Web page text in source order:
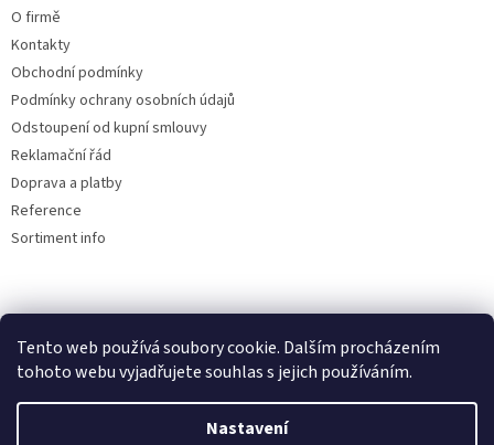
Tento web používá soubory cookie. Dalším procházením
tohoto webu vyjadřujete souhlas s jejich používáním.
Nastavení
O firmě
Kontakty
Obchodní podmínky
Podmínky ochrany osobních údajů
Odstoupení od kupní smlouvy
Reklamační řád
Doprava a platby
Reference
Sortiment info
Reklamační řád
Vytvořil Shoptet